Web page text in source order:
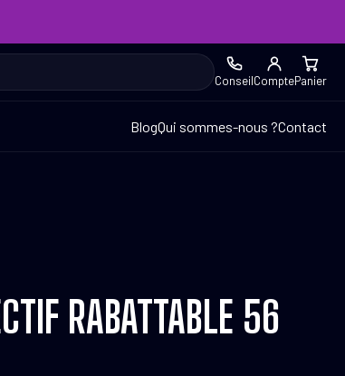
ConseilComptePanier
BlogQui sommes-nous ?Contact
RABATTABLE 56